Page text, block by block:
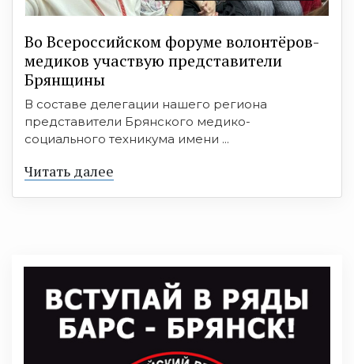
Во Всероссийском форуме волонтёров-
медиков участвую представители
Брянщины
В составе делегации нашего региона
представители Брянского медико-
социального техникума имени ...
Читать далее